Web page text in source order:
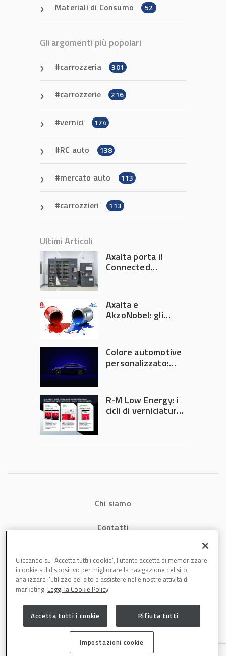
Materiali di Consumo 52
Gli argomenti più popolari
carrozzeria 301
carrozzerie 216
vernici 174
RC auto 138
mercato auto 113
carrozzieri 113
Ultimi Articoli
Axalta porta il
Connected
Automechanika
Frankfurt 2026
Axalta e
AkzoNobel: gli
Colore automotive
personalizzato:
diventa ingegneria
di precisione
R-M Low Energy: i
cicli di verniciatura
tempi e costi in
Chi siamo
Contatti
Cookies
Cliccando su “Accetta tutti i cookie”, l'utente accetta di memorizzare
i cookie sul dispositivo per migliorare la navigazione del sito,
analizzare l'utilizzo del sito e assistere nelle nostre attività di
marketing. Leggi la Cookie Policy
Accetta tutti i cookie Rifiuta tutti
Impostazioni cookie